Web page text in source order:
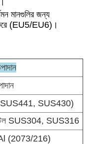
মানগুলির জন্য
(EU5/EU6)।
SUS441, SUS430)
SUS304, SUS316
(2073/216)